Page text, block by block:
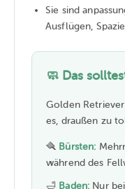
Sie sind
Ausflügen,
🧼 Das
Golden
es, draußen zu
🪮 Bürsten:
während des
🛁 Baden: Nur